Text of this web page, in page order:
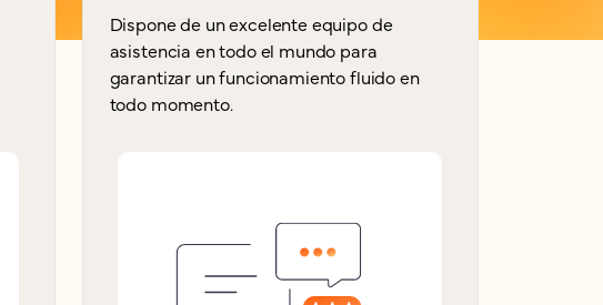
Dispone de un excelente equipo de
asistencia en todo el mundo para
garantizar un funcionamiento fluido en
todo momento.